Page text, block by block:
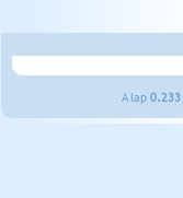
A lap 0.233